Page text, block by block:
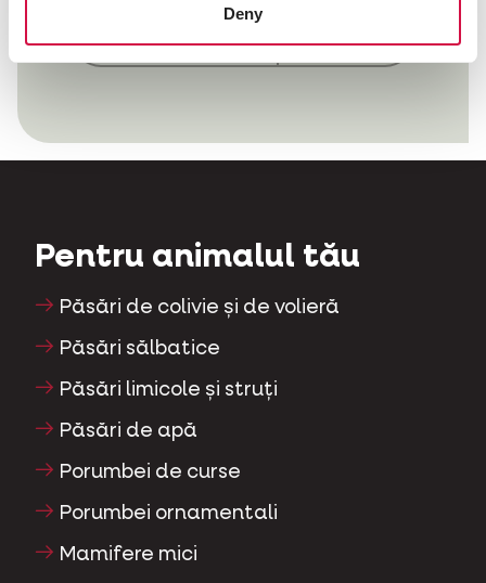
Deny
Pentru animalul tău
Păsări de colivie și de volieră
Păsări sălbatice
Păsări limicole și struți
Păsări de apă
Porumbei de curse
Porumbei ornamentali
Mamifere mici